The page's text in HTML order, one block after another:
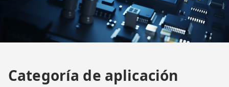
Categoría de aplicación